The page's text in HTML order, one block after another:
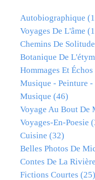
Autobiographique
Voyages De L'âme
Chemins De Solitude
Botanique De
Hommages Et Échos
Musique - Peinture -
Musique (46)
Voyage Au Bout De
Voyages-En-Poesie
Cuisine (32)
Belles Photos De
Contes De La
Fictions Courtes (25)